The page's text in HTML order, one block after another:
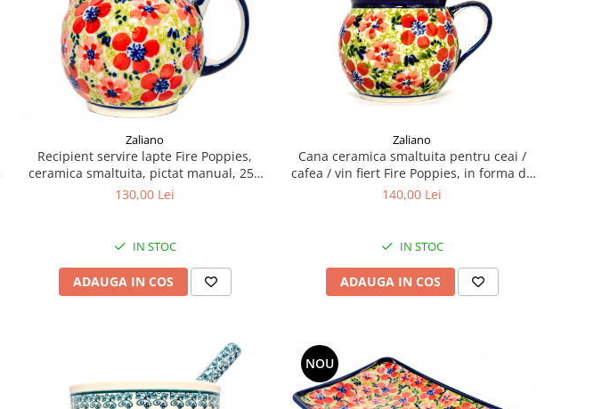
Zaliano
Recipient servire lapte Fire Poppies,
ceramica smaltuita, pictat manual, 250
ml
130,00 Lei
IN STOC
ADAUGA IN COS
Zaliano
Cana ceramica smaltuita pentru ceai /
cafea / vin fiert Fire Poppies, in forma de
"balon", pictata manual, 220 ml
140,00 Lei
IN STOC
ADAUGA IN COS
NOU